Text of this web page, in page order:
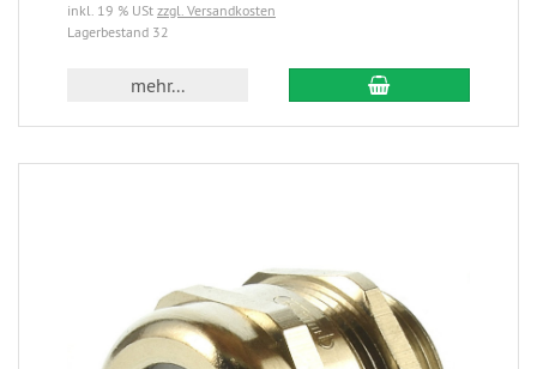
inkl. 19 % USt zzgl. Versandkosten
Lagerbestand 32
mehr...